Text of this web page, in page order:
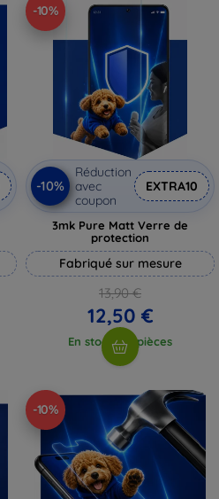
-10%
-10%
Réduction
avec
coupon
EXTRA10
3mk Pure Matt Verre de
protection
Fabriqué sur mesure
13,90 €
12,50 €
En stock > 5 pièces
-10%